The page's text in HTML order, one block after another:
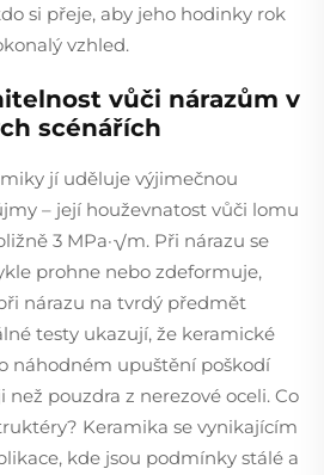
si přeje, aby jeho hodinky rok
vzhled.
vůči nárazům v
scénářích
jí uděluje výjimečnou
– její houževnatost vůči lomu
3 MPa·√m. Při nárazu se
prohne nebo zdeformuje,
nárazu na tvrdý předmět
testy ukazují, že keramické
náhodném upuštění poškodí
než pouzdra z nerezové oceli. Co
Keramika se vynikajícím
kde jsou podmínky stálé a